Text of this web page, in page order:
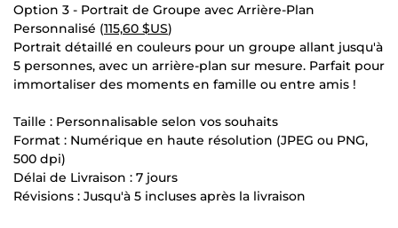
Option 3 - Portrait de Groupe avec Arrière-Plan
Personnalisé (115,60 $US)
Portrait détaillé en couleurs pour un groupe allant jusqu'à
5 personnes, avec un arrière-plan sur mesure. Parfait pour
immortaliser des moments en famille ou entre amis !
Taille : Personnalisable selon vos souhaits
Format : Numérique en haute résolution (JPEG ou PNG,
500 dpi)
Délai de Livraison : 7 jours
Révisions : Jusqu'à 5 incluses après la livraison